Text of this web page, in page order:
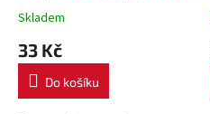
4,6 cm
Skladem
33 Kč
Do košíku